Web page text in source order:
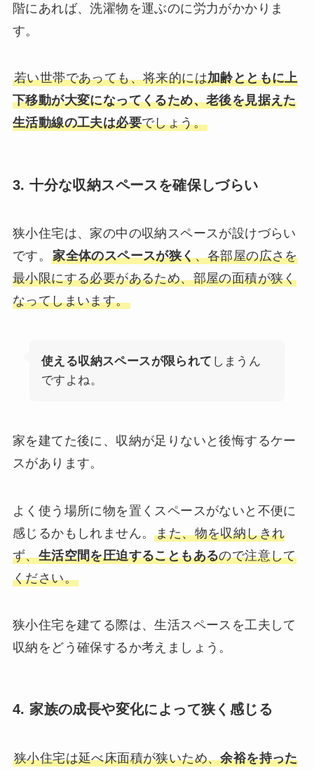
階にあれば、洗濯物を運ぶのに労力がかかりま
す。
若い世帯であっても、将来的には加齢とともに上
下移動が大変になってくるため、老後を見据えた
生活動線の工夫は必要でしょう。
3. 十分な収納スペースを確保しづらい
狭小住宅は、家の中の収納スペースが設けづらい
です。家全体のスペースが狭く、各部屋の広さを
最小限にする必要があるため、部屋の面積が狭く
なってしまいます。
使える収納スペースが限られて しまうん
ですよね。
家を建てた後に、収納が足りないと後悔するケー
スがあります。
よく使う場所に物を置くスペースがないと不便に
感じるかもしれません。また、物を収納しきれ
ず、生活空間を圧迫することもあるので注意して
ください。
狭小住宅を建てる際は、生活スペースを工夫して
収納をどう確保するか考えましょう。
4. 家族の成長や変化によって狭く感じる
狭小住宅は延べ床面積が狭いため、余裕を持った